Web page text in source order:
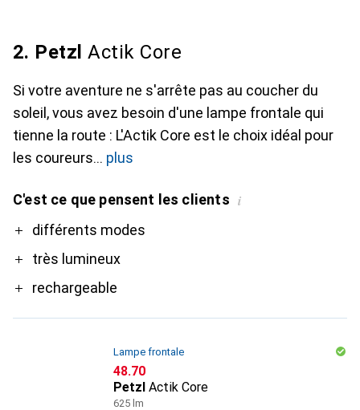
2. Petzl Actik Core
Si votre aventure ne s'arrête pas au coucher du
soleil, vous avez besoin d'une lampe frontale qui
tienne la route : L'Actik Core est le choix idéal pour
les coureurs
plus
C'est ce que pensent les clients i
Prodifférents modes
très lumineux
rechargeable
Lampe frontale
CHF
48.70
Petzl Actik Core
625 lm